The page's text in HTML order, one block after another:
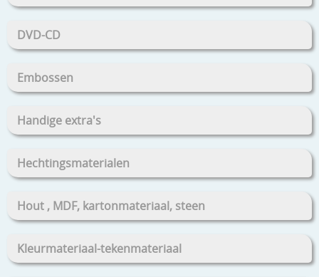
DVD-CD
Embossen
Handige extra's
Hechtingsmaterialen
Hout , MDF, kartonmateriaal, steen
Kleurmateriaal-tekenmateriaal